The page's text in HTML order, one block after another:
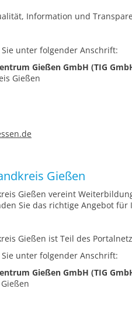
Information und
unter folgender Anschrift:
Gießen GmbH (TIG
Gießen
Gießen
Gießen vereint
Sie das richtige Angebot
Gießen ist Teil des
unter folgender Anschrift:
Gießen GmbH (TIG